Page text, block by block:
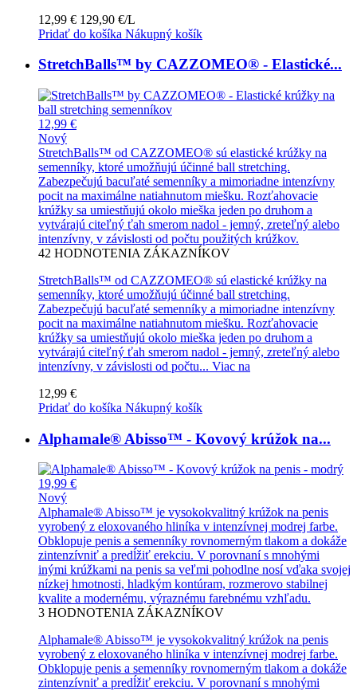
12,99 € 129,90 €/L
Pridať do košíka Nákupný košík
StretchBalls™ by CAZZOMEO® - Elastické...
12,99 €
Nový
StretchBalls™ od CAZZOMEO® sú elastické krúžky na
semenníky, ktoré umožňujú účinné ball stretching.
Zabezpečujú bacuľaté semenníky a mimoriadne intenzívny
pocit na maximálne natiahnutom miešku. Rozťahovacie
krúžky sa umiestňujú okolo mieška jeden po druhom a
vytvárajú citeľný ťah smerom nadol - jemný, zreteľný alebo
intenzívny, v závislosti od počtu použitých krúžkov.
42 HODNOTENIA ZÁKAZNÍKOV
StretchBalls™ od CAZZOMEO® sú elastické krúžky na
semenníky, ktoré umožňujú účinné ball stretching.
Zabezpečujú bacuľaté semenníky a mimoriadne intenzívny
pocit na maximálne natiahnutom miešku. Rozťahovacie
krúžky sa umiestňujú okolo mieška jeden po druhom a
vytvárajú citeľný ťah smerom nadol - jemný, zreteľný alebo
intenzívny, v závislosti od počtu... Viac na
12,99 €
Pridať do košíka Nákupný košík
Alphamale® Abisso™ - Kovový krúžok na...
19,99 €
Nový
Alphamale® Abisso™ je vysokokvalitný krúžok na penis
vyrobený z eloxovaného hliníka v intenzívnej modrej farbe.
Obklopuje penis a semenníky rovnomerným tlakom a dokáže
zintenzívniť a predĺžiť erekciu. V porovnaní s mnohými
inými krúžkami na penis sa veľmi pohodlne nosí vďaka svojej
nízkej hmotnosti, hladkým kontúram, rozmerovo stabilnej
kvalite a modernému, výraznému farebnému vzhľadu.
3 HODNOTENIA ZÁKAZNÍKOV
Alphamale® Abisso™ je vysokokvalitný krúžok na penis
vyrobený z eloxovaného hliníka v intenzívnej modrej farbe.
Obklopuje penis a semenníky rovnomerným tlakom a dokáže
zintenzívniť a predĺžiť erekciu. V porovnaní s mnohými